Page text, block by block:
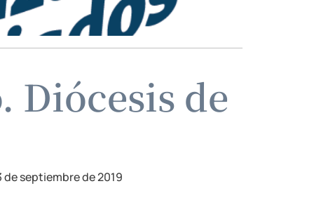
de
de septiembre de 2019